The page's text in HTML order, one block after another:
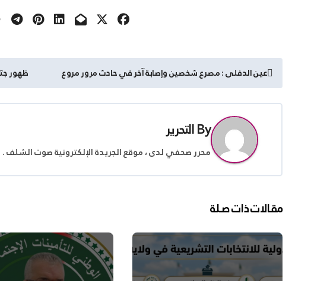
تصفّح
المقالات
عين الدفلى : مصرع شخصين وإصابة آخر في حادث مرور مروع ظهور
Byالتحرير
محرر صحفي لدى ، موقع الجريدة الإلكترونية صوت الشلف
مقالات ذات صلة